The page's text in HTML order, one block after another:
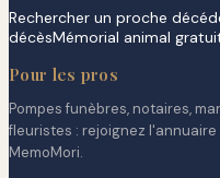
Rechercher un proche
décèsMémorial animal
Pour les pros
Pompes funèbres, notaires,
fleuristes : rejoignez l'annuaire
MemoMori.